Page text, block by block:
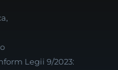
Legii 9/2023: